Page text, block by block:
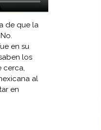
de que la
en su
los
cerca,
al
en